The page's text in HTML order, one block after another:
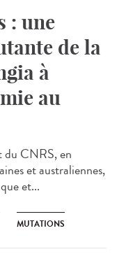
: une
de la
à
au
du CNRS, en
et australiennes,
et...
MUTATIONS